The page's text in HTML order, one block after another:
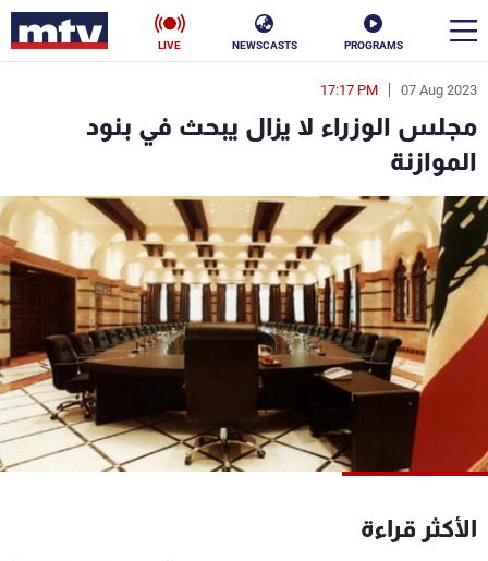
PROGRAMS
NEWSCASTS
LIVE
07 Aug 2023
17:17 PM
مجلس الوزراء لا يزال يبحث في بنود
الموازنة
الأكثر قراءة
en
الأخبار
سياسة ناس
إقتصاد فن
منوعات رياضة
كأس العالم
جدول البرامج
شاهد البرامج
الترددات